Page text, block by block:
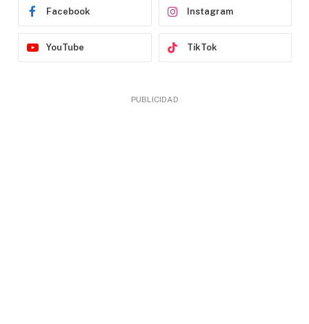
Facebook Instagram
YouTube TikTok
PUBLICIDAD